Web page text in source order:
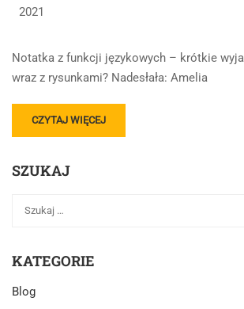
2021
Notatka z funkcji językowych – krótkie
wraz z rysunkami? Nadesłała: Amelia
READ
MORE
FUNKCJE
CZYTAJ WIĘCEJ
SZUKAJ
KATEGORIE
Blog